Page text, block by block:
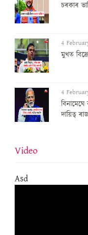
চৰকাৰ
4
মুখত
4
দায়িত্ব
Video
Asd